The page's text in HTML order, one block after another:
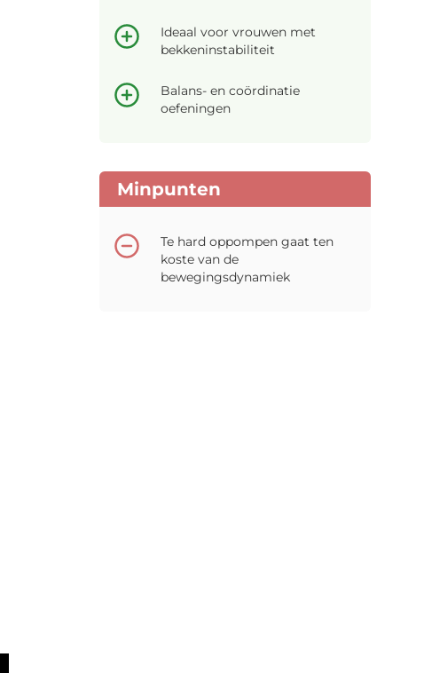
Ideaal voor vrouwen met
bekkeninstabiliteit
Balans- en coördinatie
oefeningen
Minpunten
Te hard oppompen gaat ten
koste van de
bewegingsdynamiek